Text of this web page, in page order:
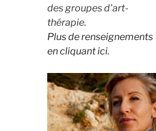
des groupes d’art-
thérapie.
Plus de renseignements
en cliquant ici.